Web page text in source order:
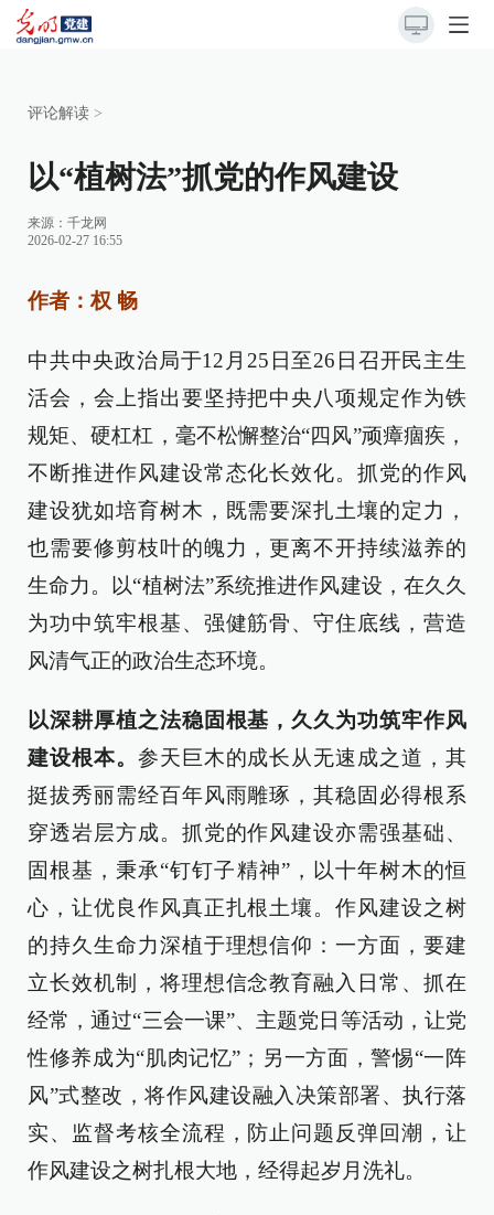
评论解读 >
以“植树法”抓党的作风建设
来源： 千龙网
2026-02-27 16:55
作者：权 畅
中共中央政治局于12月25日至26日召开民主生
活会，会上指出要坚持把中央八项规定作为铁
规矩、硬杠杠，毫不松懈整治“四风”顽瘴痼疾，
不断推进作风建设常态化长效化。抓党的作风
建设犹如培育树木，既需要深扎土壤的定力，
也需要修剪枝叶的魄力，更离不开持续滋养的
生命力。以“植树法”系统推进作风建设，在久久
为功中筑牢根基、强健筋骨、守住底线，营造
风清气正的政治生态环境。
以深耕厚植之法稳固根基，久久为功筑牢作风
建设根本。 参天巨木的成长从无速成之道，其
挺拔秀丽需经百年风雨雕琢，其稳固必得根系
穿透岩层方成。抓党的作风建设亦需强基础、
固根基，秉承“钉钉子精神”，以十年树木的恒
心，让优良作风真正扎根土壤。作风建设之树
的持久生命力深植于理想信仰：一方面，要建
立长效机制，将理想信念教育融入日常、抓在
经常，通过“三会一课”、主题党日等活动，让党
性修养成为“肌肉记忆”；另一方面，警惕“一阵
风”式整改，将作风建设融入决策部署、执行落
实、监督考核全流程，防止问题反弹回潮，让
作风建设之树扎根大地，经得起岁月洗礼。